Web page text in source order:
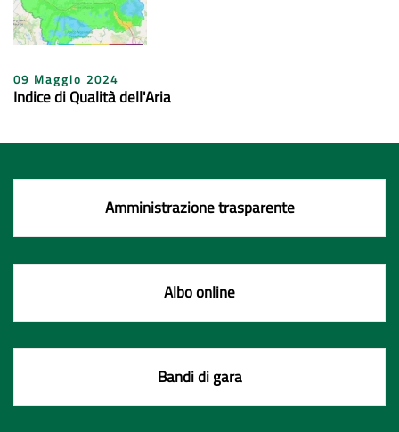
09 Maggio 2024
Indice di Qualità dell'Aria
Amministrazione trasparente
Albo online
Bandi di gara